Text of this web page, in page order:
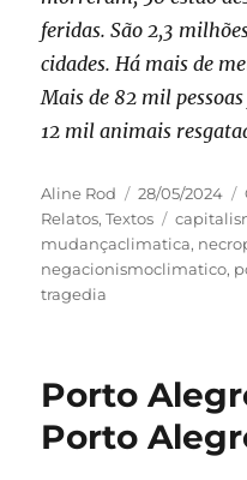
feridas. São 2,3
cidades. Há mais de
Mais de 82 mil
12 mil animais
Autor
Aline Rod
Publicado
em
28/05/2024
Relatos,Textos Tags
mudançaclimatica,
negacionismoclimatico,
tragedia
Porto
Porto